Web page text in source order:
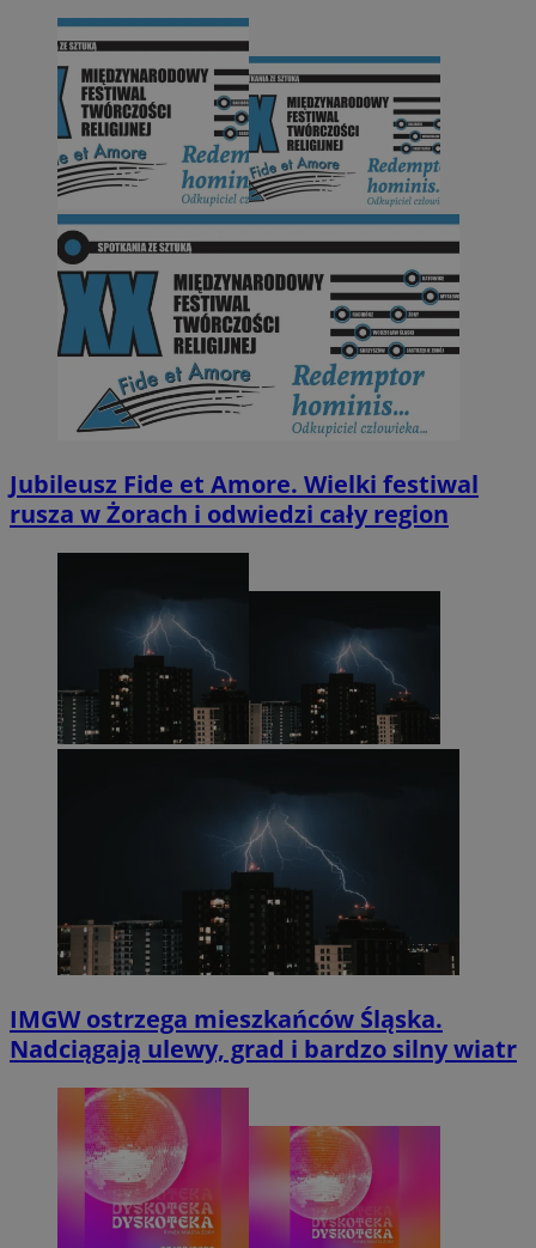
Jubileusz Fide et Amore. Wielki festiwal
rusza w Żorach i odwiedzi cały region
IMGW ostrzega mieszkańców Śląska.
Nadciągają ulewy, grad i bardzo silny wiatr